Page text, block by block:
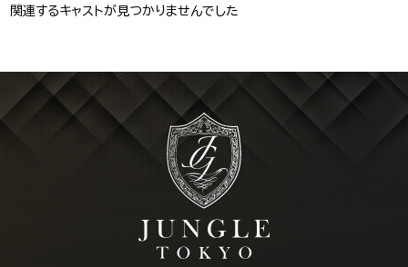
関連するキャストが見つかりませんでした